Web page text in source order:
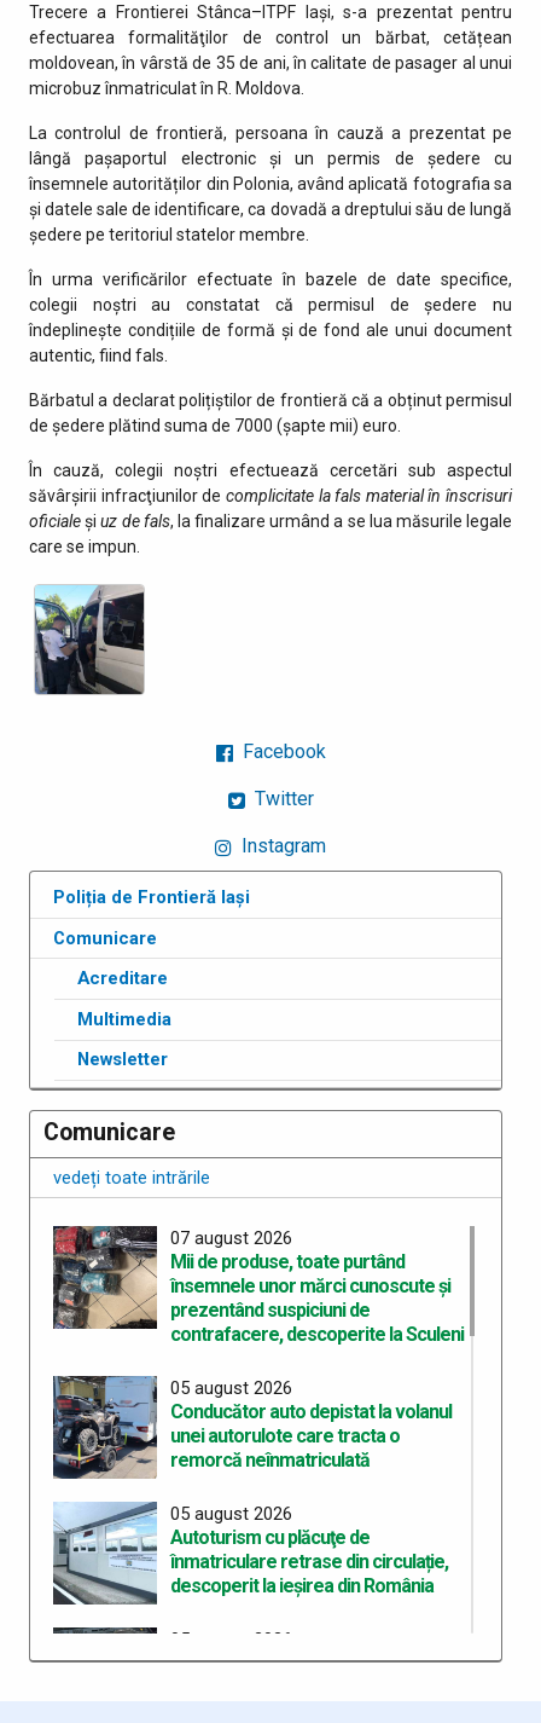
Trecere a Frontierei Stânca–ITPF Iași, s-a prezentat pentru
efectuarea formalităţilor de control un bărbat, cetățean
moldovean, în vârstă de 35 de ani, în calitate de pasager al unui
microbuz înmatriculat în R. Moldova.
La controlul de frontieră, persoana în cauză a prezentat pe
lângă pașaportul electronic şi un permis de ședere cu
însemnele autorităților din Polonia, având aplicată fotografia sa
și datele sale de identificare, ca dovadă a dreptului său de lungă
ședere pe teritoriul statelor membre.
În urma verificărilor efectuate în bazele de date specifice,
colegii noștri au constatat că permisul de ședere nu
îndeplinește condițiile de formă și de fond ale unui document
autentic, fiind fals.
Bărbatul a declarat polițiștilor de frontieră că a obținut permisul
de ședere plătind suma de 7000 (șapte mii) euro.
În cauză, colegii noștri efectuează cercetări sub aspectul
săvârşirii infracţiunilor de complicitate la fals material în înscrisuri
oficialeșiuz de fals, la finalizare urmând a se lua măsurile legale
care se impun.
Facebook
Twitter
Instagram
Poliția de Frontieră Iași
Comunicare
Acreditare
Multimedia
Newsletter
Comunicare
vedeți toate intrările
07 august 2026
Mii de produse, toate purtând
însemnele unor mărci cunoscute şi
prezentând suspiciuni de
contrafacere, descoperite la Sculeni
05 august 2026
Conducător auto depistat la volanul
unei autorulote care tracta o
remorcă neînmatriculată
05 august 2026
Autoturism cu plăcuţe de
înmatriculare retrase din circulație,
descoperit la ieșirea din România
05 august 2026
Bunuri accizabile descoperite și